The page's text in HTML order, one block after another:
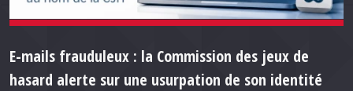
E-mails frauduleux : la Commission des jeux de
hasard alerte sur une usurpation de son identité